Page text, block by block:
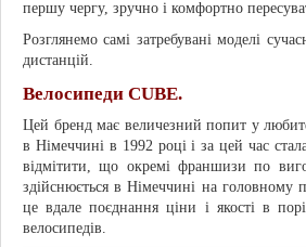
першу чергу, зручно і комфортно
Розглянемо самі затребувані моделі
дистанцій.
Велосипеди CUBE.
Цей бренд має величезний попит у
в Німеччині в 1992 році і за цей час
відмітити, що окремі франшизи по
здійснюється в Німеччині на головному
це вдале поєднання ціни і якості в
велосипедів.